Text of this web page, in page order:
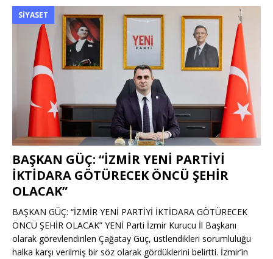
SIYASET
BAŞKAN GÜÇ: “İZMİR YENİ PARTİYİ
İKTİDARA GÖTÜRECEK ÖNCÜ ŞEHİR
OLACAK”
BAŞKAN GÜÇ: “İZMİR YENİ PARTİYİ İKTİDARA GÖTÜRECEK
ÖNCÜ ŞEHİR OLACAK” YENİ Parti İzmir Kurucu İl Başkanı
olarak görevlendirilen Çağatay Güç, üstlendikleri sorumluluğu
halka karşı verilmiş bir söz olarak gördüklerini belirtti. İzmir’in